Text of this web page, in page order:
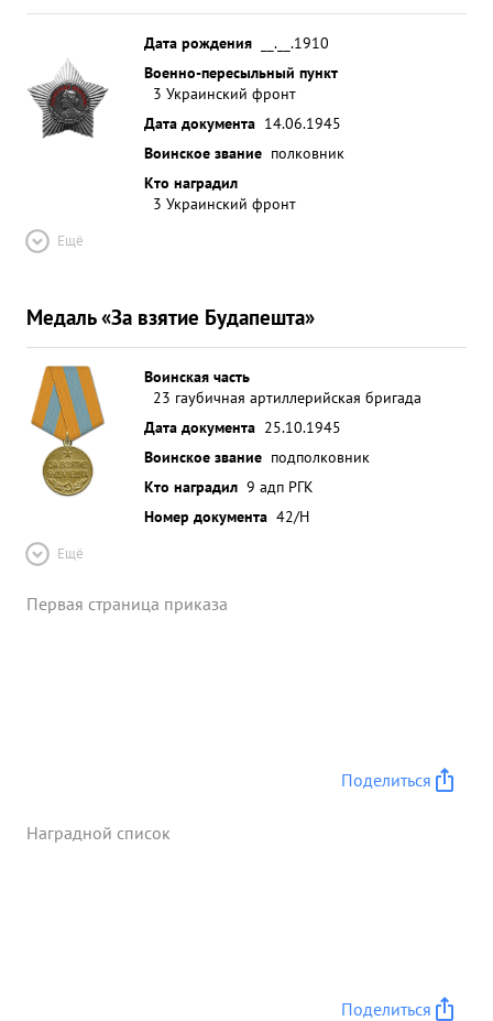
командование бригадой, мужество и отвагу,
большой урон, нанесенный противнику в живой
силе и технике, гв. подполковник РАХЛИН
достоин правительственной наг рады ордена
"КРАСНОЕ ЗНАМ" ...»
Дата рождения
__.__.1910
Военно-пересыльный пункт
3 Украинский фронт
Дата документа 14.06.1945
Воинское звание полковник
Кто наградил
3 Украинский фронт
Ещё
Медаль «За взятие Будапешта»
Воинская часть
23 гаубичная артиллерийская бригада
Дата документа 25.10.1945
Воинское звание подполковник
Кто наградил 9 адп РГК
Номер документа 42/Н
Ещё
Первая страница приказа
Поделиться
Наградной список
Поделиться